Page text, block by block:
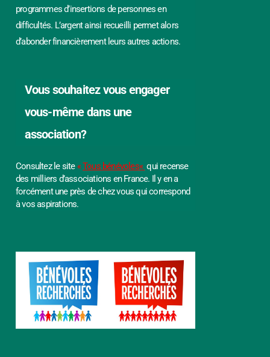
programmes d’insertions de personnes en
difficultés. L’argent ainsi recueilli permet alors
d’abonder financièrement leurs autres actions.
Vous souhaitez vous engager
vous-même dans une
association?
Consultez le site«Tous bénévoles« qui recense
des milliers d’associations en France. Il y en a
forcément une près de chez vous qui correspond
à vos aspirations.